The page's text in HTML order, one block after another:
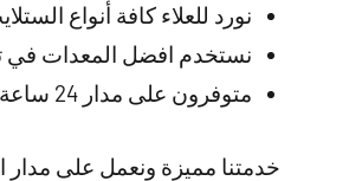
نورد للعلاء كافة أنواع
نستخدم افضل المعدات في
متوفرون على مدار 24 ساعة وطيلة أيام الأسبوع في تركيب الستلايت ولكافة مناطق الكويت
خدمتنا مميزة ونعمل على مدار